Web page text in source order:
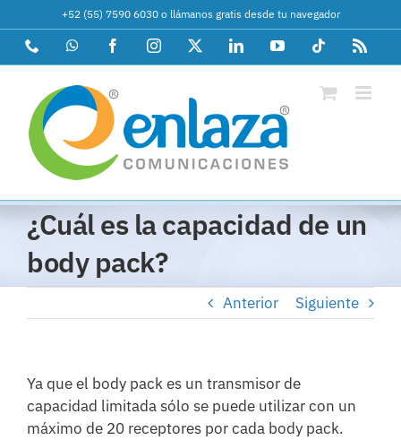
al
contenido
+52 (55) 7590 6030o llámanos gratis desde tu navegador
Phone WhatsAppFacebookInstagram LinkedInYouTube Tiktok Rss
¿Cuál es la capacidad de un
body pack?
Anterior Siguiente
Ya que el body pack es un transmisor de
capacidad limitada sólo se puede utilizar con un
máximo de 20 receptores por cada body pack.